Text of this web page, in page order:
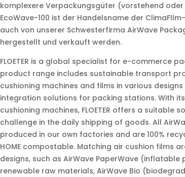
komplexere Verpackungsgüter (vorstehend
EcoWave-100 ist der Handelsname der
auch von unserer Schwesterfirma AirWave
hergestellt und verkauft werden.
FLOETER is a global specialist for e-commerce
product range includes sustainable transport
cushioning machines and films in various
integration solutions for packing stations. With
cushioning machines, FLOETER offers a suitable
challenge in the daily shipping of goods. All
produced in our own factories and are 100%
HOME compostable. Matching air cushion films
designs, such as AirWave PaperWave
renewable raw materials, AirWave Bio